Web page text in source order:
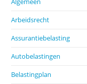
Arbeidsrecht
Assurantiebelasting
Autobelastingen
Belastingplan